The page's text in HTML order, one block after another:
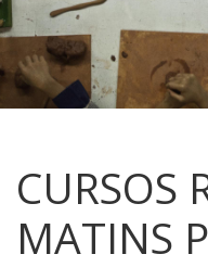
CURSOS
MATINS